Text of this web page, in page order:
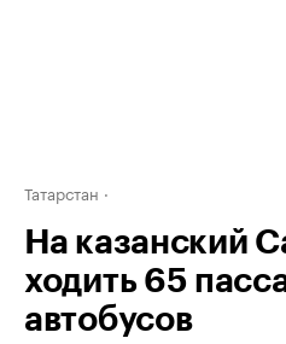
Татарстан
На казанский
ходить 65
автобусов